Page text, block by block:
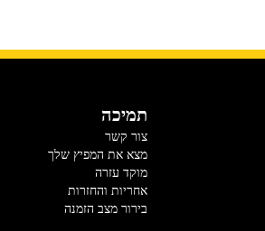
תמיכה
צור קשר
מצא את המפיץ שלך
מוקד עזרה
אחריות והחזרות
בירור מצב הזמנה